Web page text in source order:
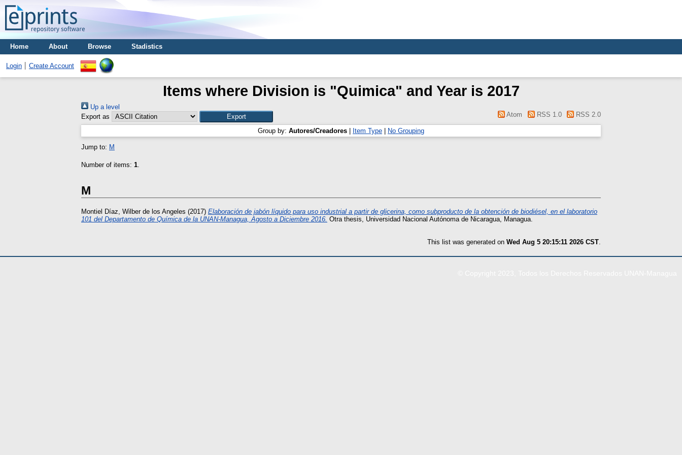
Home About Browse Stadistics
Login Create Account
Items where Division is "Quimica" and Year is 2017
Up a level
Export as
Atom RSS 1.0 RSS 2.0
Group by: Autores/Creadores Item Type No Grouping
Jump to: M
Number of items: 1.
M
Montiel Díaz, Wilber de los Angeles (2017) Elaboración de jabón líquido para uso industrial a partir de glicerina, como subproducto de la obtención de biodiésel, en el laboratorio
101 del Departamento de Química de la UNAN-Managua, Agosto a Diciembre 2016. Otra thesis, Universidad Nacional Autónoma de Nicaragua, Managua.
This list was generated on Wed Aug 5 20:15:11 2026 CST.